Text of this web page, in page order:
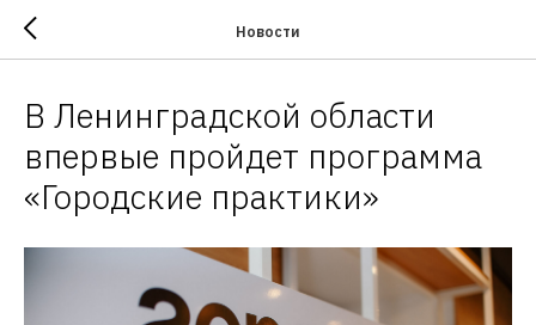
Новости
В Ленинградской области
впервые пройдет программа
«Городские практики»